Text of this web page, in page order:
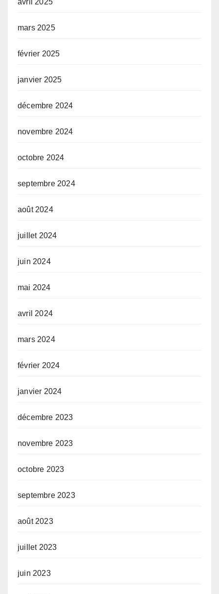
mars 2025
février 2025
janvier 2025
décembre 2024
novembre 2024
octobre 2024
septembre 2024
août 2024
juillet 2024
juin 2024
mai 2024
avril 2024
mars 2024
février 2024
janvier 2024
décembre 2023
novembre 2023
octobre 2023
septembre 2023
août 2023
juillet 2023
juin 2023